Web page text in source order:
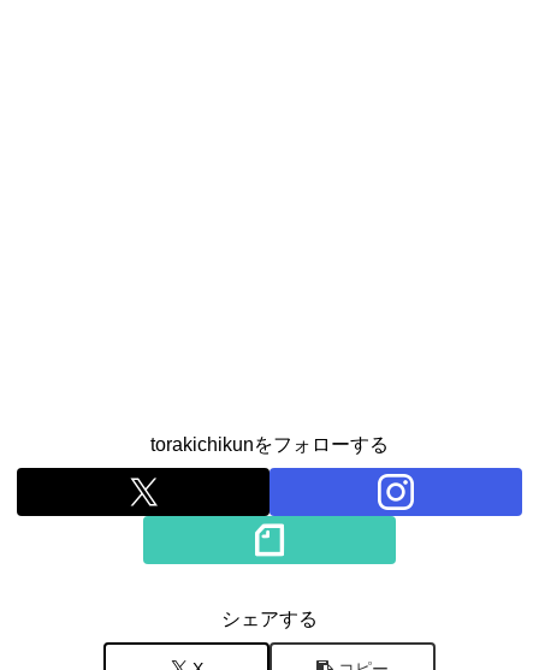
torakichikunをフォローする
シェアする